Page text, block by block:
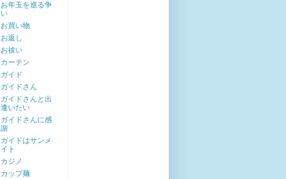
お年玉を巡る争
い
お買い物
お返し
お祓い
カーテン
ガイド
ガイドさん
ガイドさんと出
逢いたい
ガイドさんに感
謝
ガイドはサンメ
イト
カジノ
カップ麺